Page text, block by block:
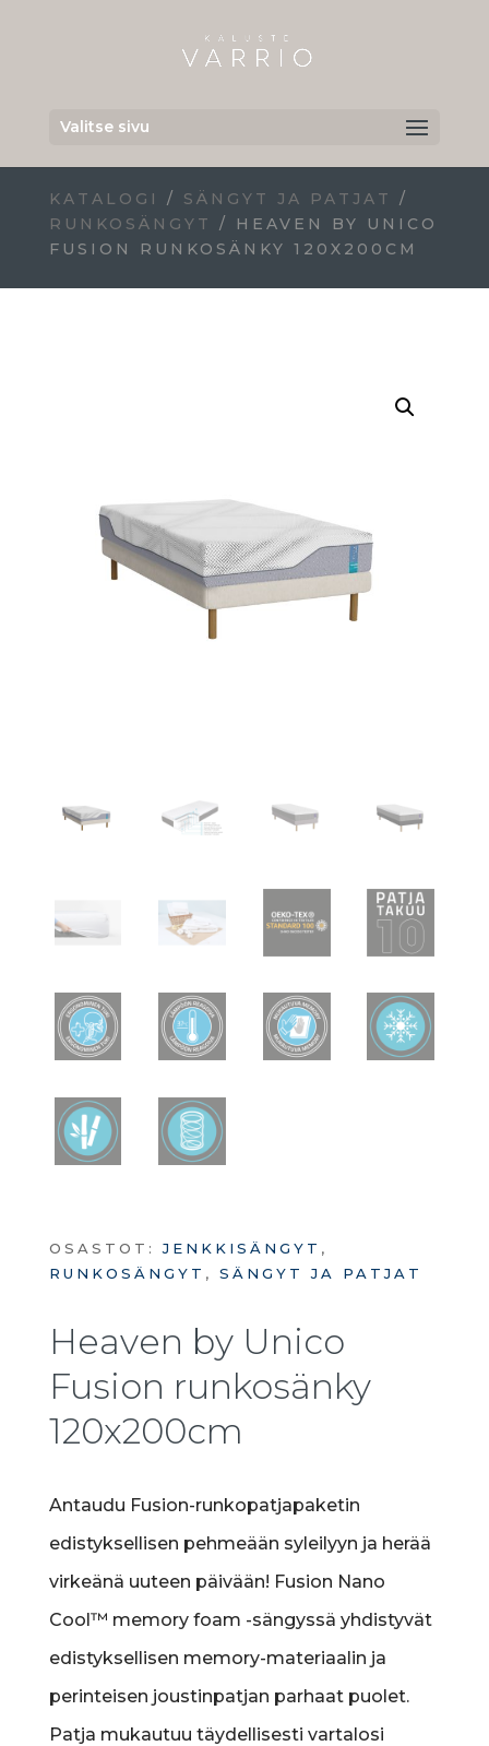
Valitse sivu
KATALOGI / SÄNGYT JA PATJAT
/
RUNKOSÄNGYT
/ HEAVEN BY UNICO
FUSION RUNKOSÄNKY 120X200CM
OSASTOT:JENKKISÄNGYT ,
RUNKOSÄNGYT , SÄNGYT JA PATJAT
Heaven by Unico
Fusion runkosänky
120x200cm
Antaudu Fusion-runkopatjapaketin
edistyksellisen pehmeään syleilyyn ja herää
virkeänä uuteen päivään! Fusion Nano
Cool™ memory foam -sängyssä yhdistyvät
edistyksellisen memory-materiaalin ja
perinteisen joustinpatjan parhaat puolet.
Patja mukautuu täydellisesti vartalosi